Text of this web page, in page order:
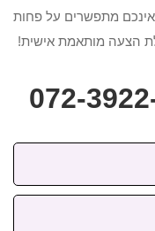
מתפשרים על פחות
הצעה מותאמת אישית!